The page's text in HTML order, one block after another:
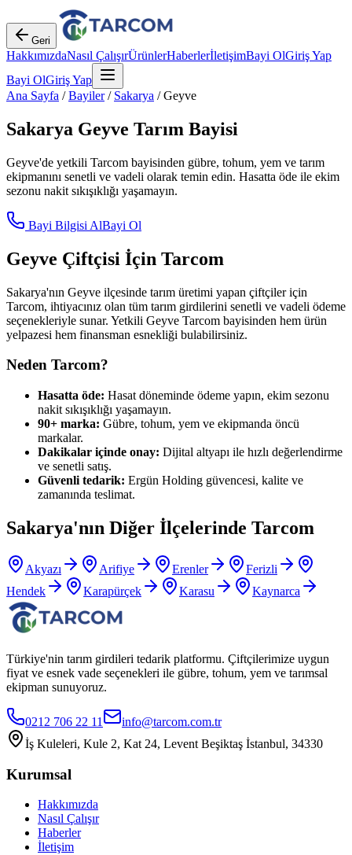
Geri
HakkımızdaNasıl ÇalışırÜrünlerHaberlerİletişimBayi OlGiriş Yap
Bayi OlGiriş Yap
Ana Sayfa /Bayiler/ Sakarya /Geyve
Sakarya Geyve Tarım Bayisi
Geyve'de yetkili Tarcom bayisinden gübre, tohum, yem ve tarım
ekipmanını senetli ve vadeli olarak temin edin. Hasatta öde ile ekim
sezonu nakit sıkışıklığı yaşamayın.
Bayi Bilgisi AlBayi Ol
Geyve Çiftçisi İçin Tarcom
Sakarya'nın Geyve ilçesinde tarım üretimi yapan çiftçiler için
Tarcom, ihtiyacınız olan tüm tarım girdilerini senetli ve vadeli ödeme
seçenekleriyle sunar. Yetkili Geyve Tarcom bayisinden hem ürün
yelpazesi hem finansman esnekliği bulabilirsiniz.
Neden Tarcom?
Hasatta öde: Hasat döneminde ödeme yapın, ekim sezonu
nakit sıkışıklığı yaşamayın.
90+ marka: Gübre, tohum, yem ve ekipmanda öncü
markalar.
Dakikalar içinde onay: Dijital altyapı ile hızlı değerlendirme
ve senetli satış.
Güvenli tedarik: Ergün Holding güvencesi, kalite ve
zamanında teslimat.
Sakarya'nın Diğer İlçelerinde Tarcom
Akyazı Arifiye Erenler
Ferizli
Hendek
Karapürçek Karasu Kaynarca
Türkiye'nin tarım girdileri tedarik platformu. Çiftçilerimize uygun
fiyat ve esnek vade seçenekleri ile gübre, tohum, yem ve tarımsal
ekipman sunuyoruz.
0212 706 22 11
info@tarcom.com.tr
İş Kuleleri, Kule 2, Kat 24, Levent Beşiktaş İstanbul, 34330
Kurumsal
Hakkımızda
Nasıl Çalışır
Haberler
İletişim